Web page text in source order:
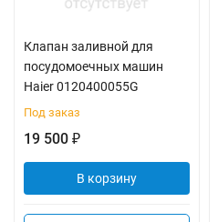
Клапан заливной для
посудомоечных машин
Haier 0120400055G
Под заказ
19 500 ₽
В корзину